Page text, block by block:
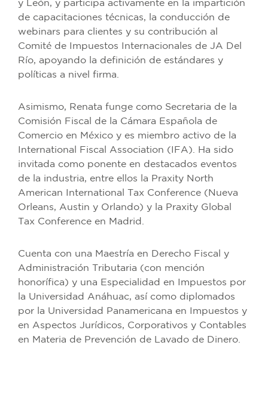
y León, y participa activamente en la impartición
de capacitaciones técnicas, la conducción de
webinars para clientes y su contribución al
Comité de Impuestos Internacionales de JA Del
Río, apoyando la definición de estándares y
políticas a nivel firma.
Asimismo, Renata funge como Secretaria de la
Comisión Fiscal de la Cámara Española de
Comercio en México y es miembro activo de la
International Fiscal Association (IFA). Ha sido
invitada como ponente en destacados eventos
de la industria, entre ellos la Praxity North
American International Tax Conference (Nueva
Orleans, Austin y Orlando) y la Praxity Global
Tax Conference en Madrid.
Cuenta con una Maestría en Derecho Fiscal y
Administración Tributaria (con mención
honorífica) y una Especialidad en Impuestos por
la Universidad Anáhuac, así como diplomados
por la Universidad Panamericana en Impuestos y
en Aspectos Jurídicos, Corporativos y Contables
en Materia de Prevención de Lavado de Dinero.